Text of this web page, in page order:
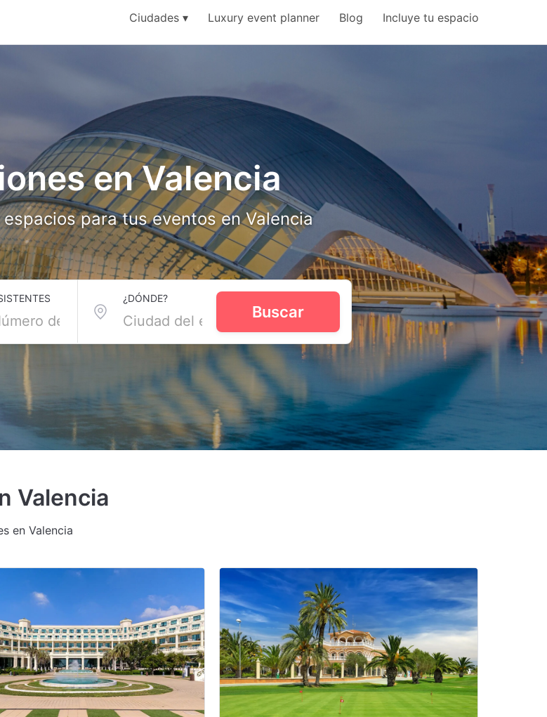
Ciudades Luxury event planner Blog Incluye tu espacio
en Valencia
para tus eventos en Valencia
¿DÓNDE?
Buscar
Valencia
en Valencia